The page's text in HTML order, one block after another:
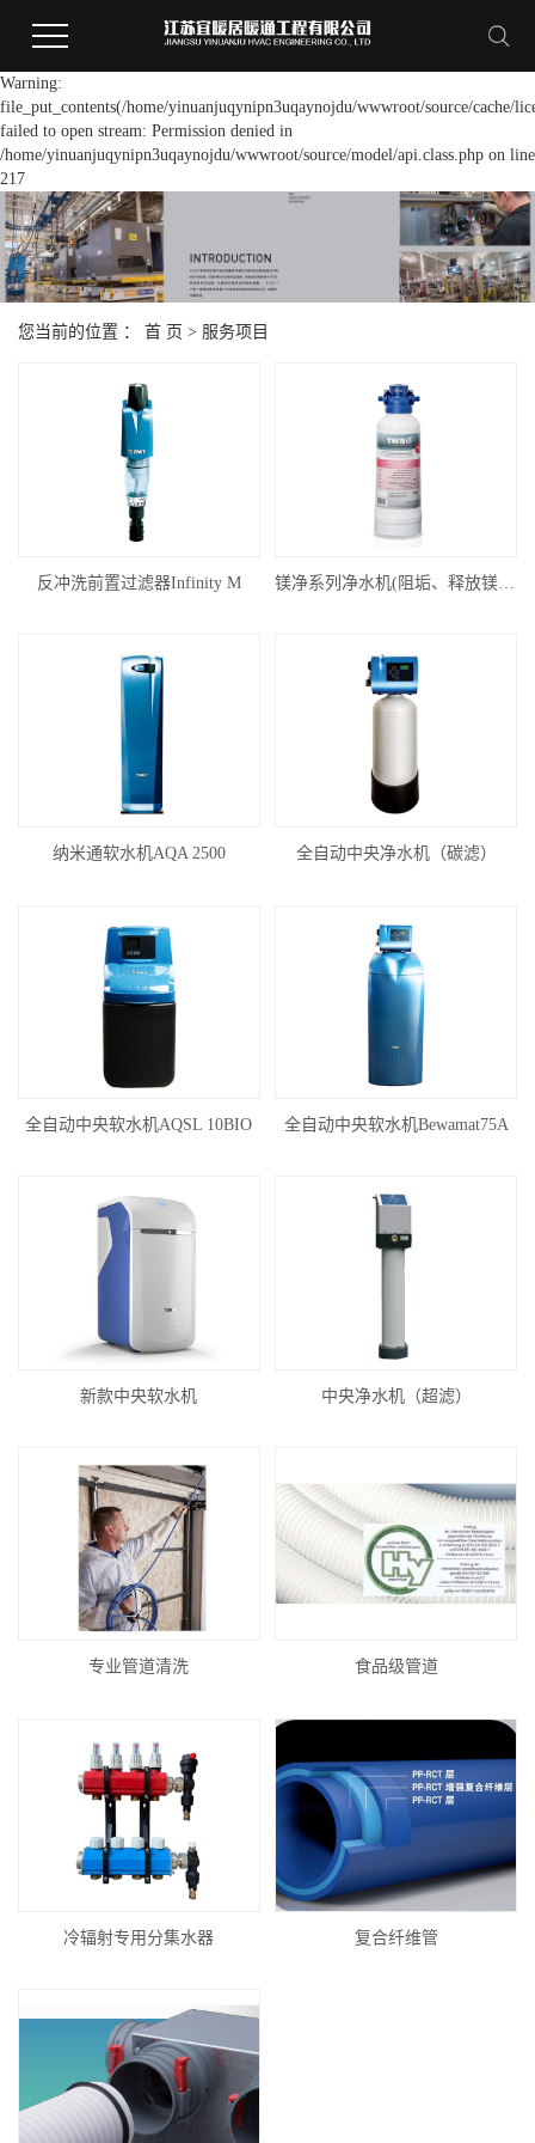
Warning:
file_put_contents(/home/yinuanjuqynipn3uqaynojdu/wwwroot/source/cache/
failed to open stream: Permission denied in
/home/yinuanjuqynipn3uqaynojdu/wwwroot/source/model/api.class.php on line
217
您当前的位置 ： 首 页 > 服务项目
反冲洗前置过滤器Infinity M
纳米通软水机AQA 2500 全自动中央净水机（碳滤）
全自动中央软水机AQSL 10BIO 全自动中央软水机Bewamat75A
新款中央软水机 中央净水机（超滤）
专业管道清洗 食品级管道
冷辐射专用分集水器 复合纤维管